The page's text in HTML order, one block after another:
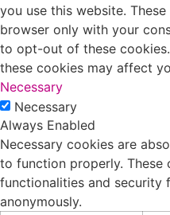
you use this website.
browser only with your
to opt-out of these
these cookies may affect
Necessary
Necessary
Always Enabled
Necessary cookies are
to function properly. These
functionalities and security
anonymously.